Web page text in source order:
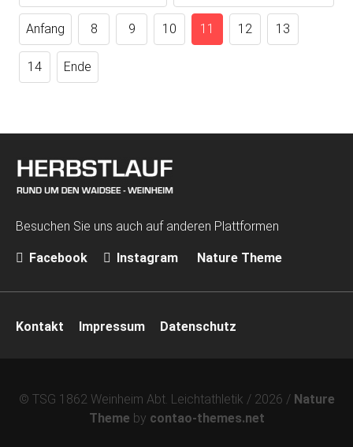
Anfang 8 9 10 11 12 13
14 Ende
Besuchen Sie uns auch auf anderen Plattformen
Facebook Instagram Nature Theme
überspringen
Kontakt Impressum Datenschutz
© TSG 1862 Weinheim Abt. Leichtathletik / 2026 / Nature
Theme by contao-themes.net